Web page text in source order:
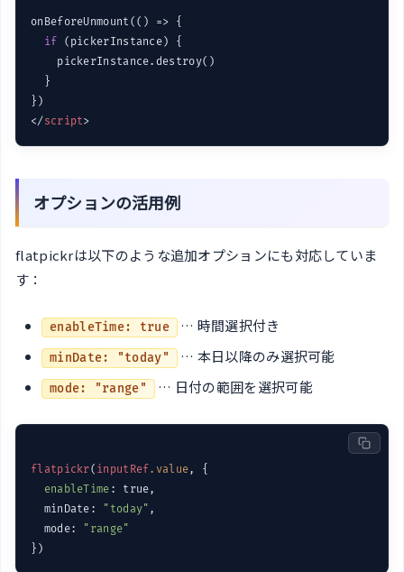
onBeforeUnmount( () => {
if (pickerInstance) {
    pickerInstance.destroy()
  }
</script>
オプションの活用例
flatpickrは以下のような追加オプションにも対応していま
す：
enableTime: true … 時間選択付き
minDate: "today" … 本日以降のみ選択可能
mode: "range" … 日付の範囲を選択可能
flatpickr( inputRef .value, {
enableTime : true,
  minDate:
"today" ,
  mode:
"range"